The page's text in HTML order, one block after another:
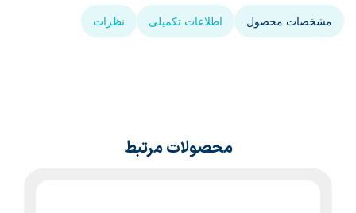
مشخصات محصول اطلاعات تکمیلی نظرات
محصولات مرتبط